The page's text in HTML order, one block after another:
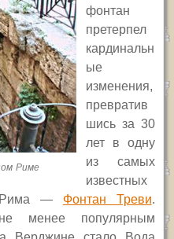
Риме
фонтан
претерпел
кардинальн
ые
изменения,
превратив
шись за 30
лет в одну
из самых
известных
Рима — Фонтан Треви.
менее популярным